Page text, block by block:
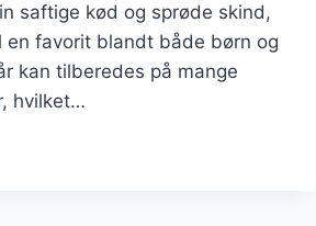
saftige kød og sprøde skind,
en favorit blandt både børn og
kan tilberedes på mange
hvilket…